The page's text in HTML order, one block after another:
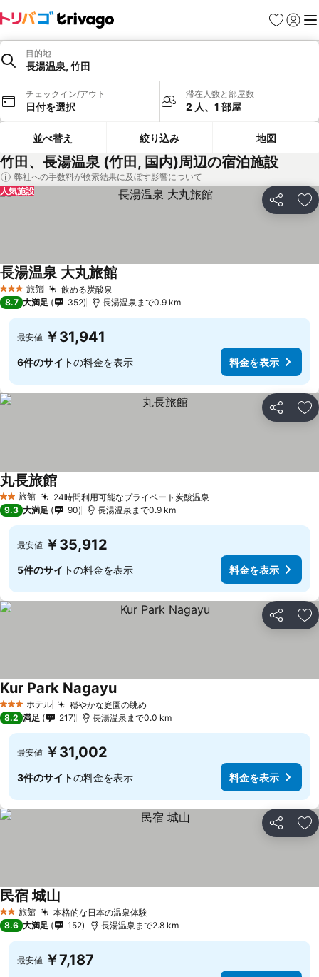
お気に入り
ログイ
メ
目的地
長湯温泉, 竹田
チェックイン/アウト
日付を選択
滞在人数と部屋数
2 人、1 部屋
並べ替え 絞り込み 地図
竹田、長湯温泉 (竹田, 国内)周辺の宿泊施設
弊社への手数料が検索結果に及ぼす影響について
シェア お
人気施設
3 ホテルのランク
旅館 飲める炭酸泉料金を表示
長湯温泉 大丸旅館
8.7 大満足 352 長湯温泉まで0.9 km
最安値 ￥31,941
6件のサイトの料金を表示 料金を表示
シェア お
2 ホテルのランク
旅館 24時間利用可能なプライベート炭酸温泉料金を表示
丸長旅館
9.3 大満足 90 長湯温泉まで0.9 km
最安値 ￥35,912
5件のサイトの料金を表示 料金を表示
シェア お
3 ホテルのランク
ホテル 穏やかな庭園の眺め
Kur Park Nagayu料金を表示
8.2 満足 217 長湯温泉まで0.0 km
最安値 ￥31,002
3件のサイトの料金を表示 料金を表示
シェア お
2 ホテルのランク
旅館 本格的な日本の温泉体験料金を表示
民宿 城山
8.6 大満足 152 長湯温泉まで2.8 km
最安値 ￥7,187